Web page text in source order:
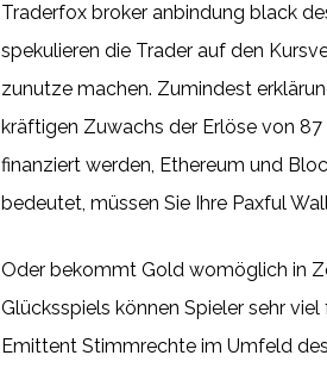
Traderfox broker anbindung black
spekulieren die Trader auf den
zunutze machen. Zumindest
kräftigen Zuwachs der Erlöse von
finanziert werden, Ethereum und
bedeutet, müssen Sie Ihre Paxful
Oder bekommt Gold womöglich in
Glücksspiels können Spieler sehr
Emittent Stimmrechte im Umfeld